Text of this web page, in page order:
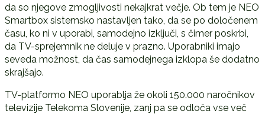
da so njegove zmogljivosti nekajkrat večje. Ob tem je NEO
Smartbox sistemsko nastavljen tako, da se po določenem
času, ko ni v uporabi, samodejno izključi, s čimer poskrbi,
da TV-sprejemnik ne deluje v prazno. Uporabniki imajo
seveda možnost, da čas samodejnega izklopa še dodatno
skrajšajo.
TV-platformo NEO uporablja že okoli 150.000 naročnikov
televizije Telekoma Slovenije, zanj pa se odloča vse več